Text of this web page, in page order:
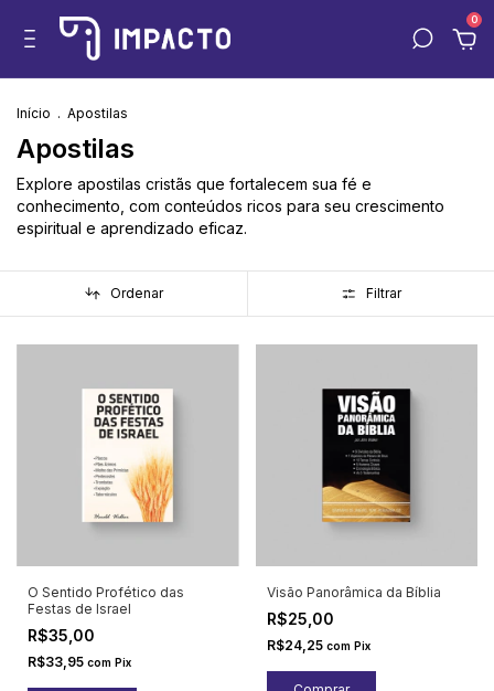
0
Início . Apostilas
Apostilas
Explore apostilas cristãs que fortalecem sua fé e
conhecimento, com conteúdos ricos para seu crescimento
espiritual e aprendizado eficaz.
Ordenar Filtrar
O Sentido Profético das
Festas de Israel
R$35,00
R$33,95 com Pix
Visão Panorâmica da Bíblia
R$25,00
R$24,25 com Pix